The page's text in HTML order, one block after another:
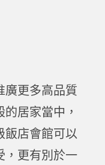
廣更多高品質
居家當中，
飯店會館可以
，更有別於一